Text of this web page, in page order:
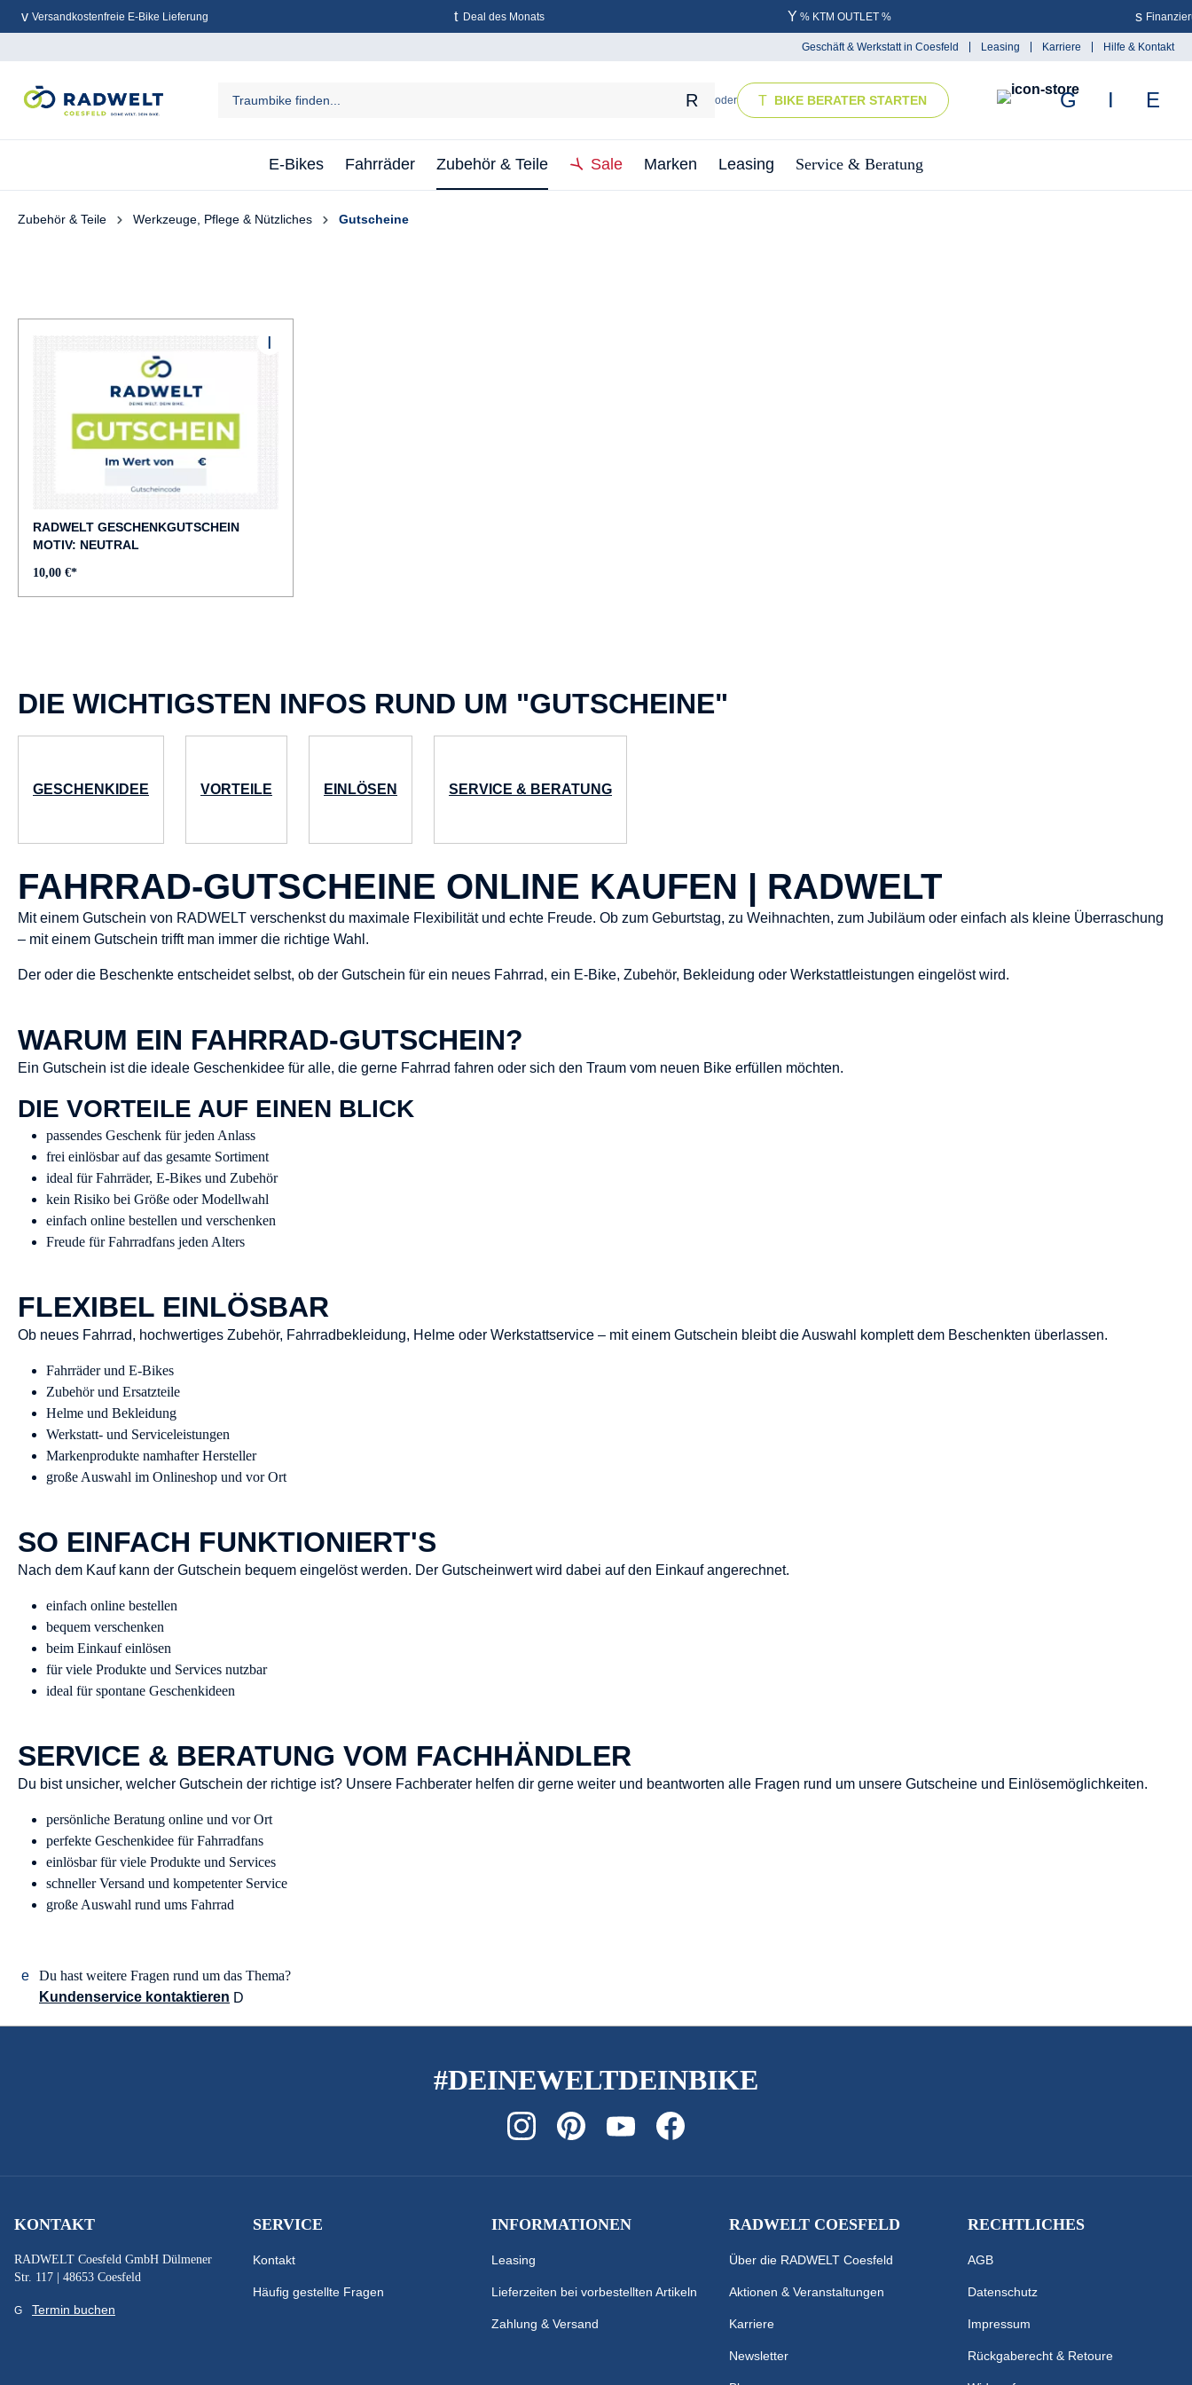
springen
Versandkostenfreie E-Bike Lieferung Deal des Monats % KTM OUTLET %
Geschäft & Werkstatt in Coesfeld Leasing Karriere Hilfe & Kontakt
oder BIKE BERATER STARTEN
E-Bikes Fahrräder Zubehör & Teile Sale Marken Leasing Service & Beratung
Zubehör & Teile Werkzeuge, Pflege & Nützliches Gutscheine
RADWELT GESCHENKGUTSCHEIN
MOTIV: NEUTRAL
10,00 €*
DIE WICHTIGSTEN INFOS RUND UM "GUTSCHEINE"
GESCHENKIDEE VORTEILE EINLÖSEN SERVICE & BERATUNG
FAHRRAD-GUTSCHEINE ONLINE KAUFEN | RADWELT
Mit einem Gutschein von RADWELT verschenkst du maximale Flexibilität und echte Freude. Ob zum Geburtstag, zu Weihnachten, zum Jubiläum oder einfach als kleine Überraschung
– mit einem Gutschein trifft man immer die richtige Wahl.
Der oder die Beschenkte entscheidet selbst, ob der Gutschein für ein neues Fahrrad, ein E-Bike, Zubehör, Bekleidung oder Werkstattleistungen eingelöst wird.
WARUM EIN FAHRRAD-GUTSCHEIN?
Ein Gutschein ist die ideale Geschenkidee für alle, die gerne Fahrrad fahren oder sich den Traum vom neuen Bike erfüllen möchten.
DIE VORTEILE AUF EINEN BLICK
passendes Geschenk für jeden Anlass
frei einlösbar auf das gesamte Sortiment
ideal für Fahrräder, E-Bikes und Zubehör
kein Risiko bei Größe oder Modellwahl
einfach online bestellen und verschenken
Freude für Fahrradfans jeden Alters
FLEXIBEL EINLÖSBAR
Ob neues Fahrrad, hochwertiges Zubehör, Fahrradbekleidung, Helme oder Werkstattservice – mit einem Gutschein bleibt die Auswahl komplett dem Beschenkten überlassen.
Fahrräder und E-Bikes
Zubehör und Ersatzteile
Helme und Bekleidung
Werkstatt- und Serviceleistungen
Markenprodukte namhafter Hersteller
große Auswahl im Onlineshop und vor Ort
SO EINFACH FUNKTIONIERT'S
Nach dem Kauf kann der Gutschein bequem eingelöst werden. Der Gutscheinwert wird dabei auf den Einkauf angerechnet.
einfach online bestellen
bequem verschenken
beim Einkauf einlösen
für viele Produkte und Services nutzbar
ideal für spontane Geschenkideen
SERVICE & BERATUNG VOM FACHHÄNDLER
Du bist unsicher, welcher Gutschein der richtige ist? Unsere Fachberater helfen dir gerne weiter und beantworten alle Fragen rund um unsere Gutscheine und Einlösemöglichkeiten.
persönliche Beratung online und vor Ort
perfekte Geschenkidee für Fahrradfans
einlösbar für viele Produkte und Services
schneller Versand und kompetenter Service
große Auswahl rund ums Fahrrad
Du hast weitere Fragen rund um das Thema?
Kundenservice kontaktieren
#DEINEWELTDEINBIKE
KONTAKT
RADWELT Coesfeld GmbH Dülmener
Str. 117 | 48653 Coesfeld
Termin buchen
SERVICE
Kontakt
Häufig gestellte Fragen
INFORMATIONEN
Leasing
Lieferzeiten bei vorbestellten Artikeln
Zahlung & Versand
RADWELT COESFELD
Über die RADWELT Coesfeld
Aktionen & Veranstaltungen
Karriere
Newsletter
RECHTLICHES
AGB
Datenschutz
Impressum
Rückgaberecht & Retoure